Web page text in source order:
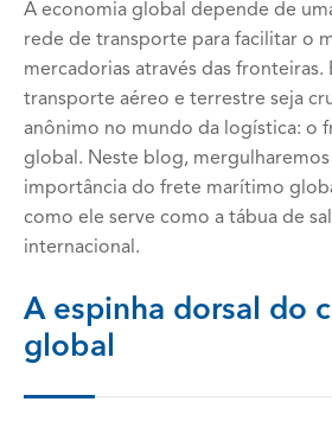
A economia global depende de
rede de transporte para facilitar o
mercadorias através das fronteiras.
transporte aéreo e terrestre seja
anônimo no mundo da logística: o
global. Neste blog,
importância do frete marítimo
como ele serve como a tábua de
internacional.
A espinha dorsal do
global